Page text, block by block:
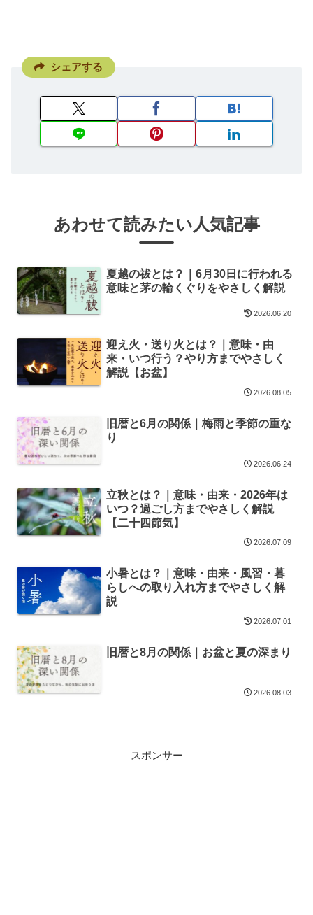
シェアする
あわせて読みたい人気記事
夏越の祓とは？｜6月30日に行われる
意味と茅の輪くぐりをやさしく解説
2026.06.20
迎え火・送り火とは？｜意味・由
来・いつ行う？やり方までやさしく
解説【お盆】
2026.08.05
旧暦と6月の関係｜梅雨と季節の重な
り
2026.06.24
立秋とは？｜意味・由来・2026年は
いつ？過ごし方までやさしく解説
【二十四節気】
2026.07.09
小暑とは？｜意味・由来・風習・暮
らしへの取り入れ方までやさしく解
説
2026.07.01
旧暦と8月の関係｜お盆と夏の深まり
2026.08.03
スポンサー